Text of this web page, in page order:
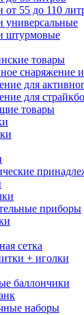
от 55 до 110
универсальные
штурмовые
товары
снаряжение
для
для
товары
приборы
сетка
+ иголки
баллончики
наборы